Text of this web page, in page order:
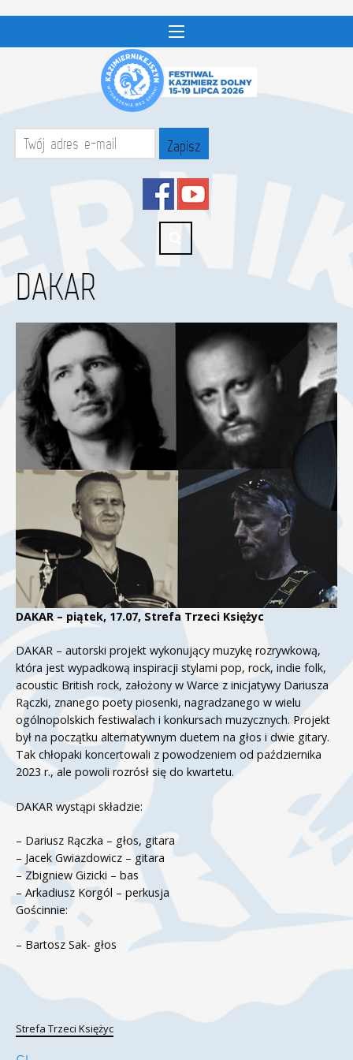
DAKAR
DAKAR – piątek, 17.07, Strefa Trzeci Księżyc
DAKAR – autorski projekt wykonujący muzykę rozrywkową,
która jest wypadkową inspiracji stylami pop, rock, indie folk,
acoustic British rock, założony w Warce z inicjatywy Dariusza
Rączki, znanego poety piosenki, nagradzanego w wielu
ogólnopolskich festiwalach i konkursach muzycznych. Projekt
był na początku alternatywnym duetem na głos i dwie gitary.
Tak chłopaki koncertowali z powodzeniem od października
2023 r., ale powoli rozrósł się do kwartetu.
DAKAR wystąpi składzie:
– Dariusz Rączka – głos, gitara
– Jacek Gwiazdowicz – gitara
– Zbigniew Gizicki – bas
– Arkadiusz Korgól – perkusja
Gościnnie:
– Bartosz Sak- głos
Strefa Trzeci Księżyc